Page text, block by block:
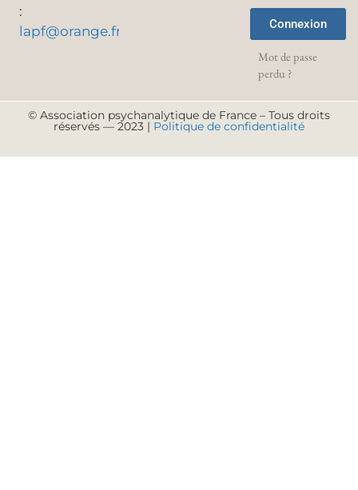
:
lapf@orange.fr
Connexion
Mot de passe
perdu ?
© Association psychanalytique de France – Tous droits
réservés — 2023 | Politique de confidentialité